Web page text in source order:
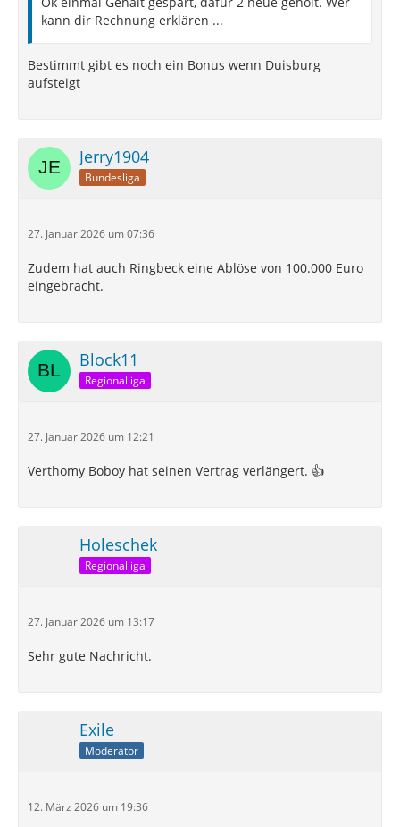
kann dir Rechnung erklären ...
Bestimmt gibt es noch ein Bonus wenn Duisburg
aufsteigt
Jerry1904
Bundesliga
27. Januar 2026 um 07:36
Zudem hat auch Ringbeck eine Ablöse von 100.000 Euro
eingebracht.
Block11
Regionalliga
27. Januar 2026 um 12:21
Verthomy Boboy hat seinen Vertrag verlängert. 👍
Holeschek
Regionalliga
27. Januar 2026 um 13:17
Sehr gute Nachricht.
Exile
Moderator
12. März 2026 um 19:36